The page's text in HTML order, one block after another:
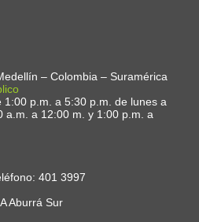
– Colombia – Suramérica
p.m. a 5:30 p.m. de lunes a
a.m. a 12:00 m. y 1:00 p.m. a
401 3997
Aburrá Sur